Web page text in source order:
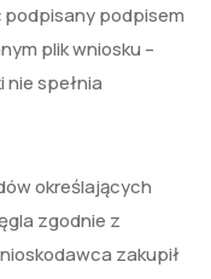
podpisany podpisem
plik wniosku –
nie spełnia
określających
zgodnie z
zakupił